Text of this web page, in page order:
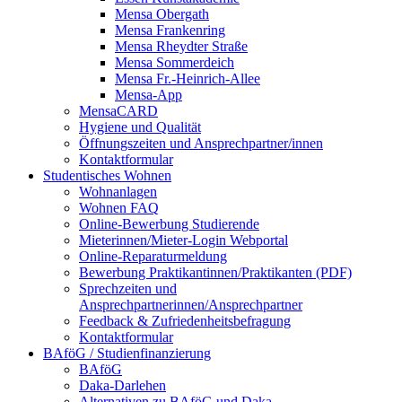
Mensa Obergath
Mensa Frankenring
Mensa Rheydter Straße
Mensa Sommerdeich
Mensa Fr.-Heinrich-Allee
Mensa-App
MensaCARD
Hygiene und Qualität
Öffnungszeiten und Ansprechpartner/innen
Kontaktformular
Studentisches Wohnen
Wohnanlagen
Wohnen FAQ
Online-Bewerbung Studierende
Mieterinnen/Mieter-Login Webportal
Online-Reparaturmeldung
Bewerbung Praktikantinnen/Praktikanten (PDF)
Sprechzeiten und
Ansprechpartnerinnen/Ansprechpartner
Feedback & Zufriedenheitsbefragung
Kontaktformular
BAföG / Studienfinanzierung
BAföG
Daka-Darlehen